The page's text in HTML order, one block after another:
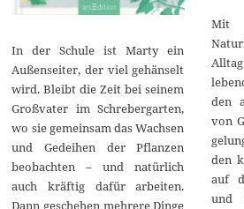
In der Schule ist Marty ein
Außenseiter, der viel gehänselt
wird. Bleibt die Zeit bei seinem
Großvater im Schrebergarten,
wo sie gemeinsam das Wachsen
und Gedeihen der Pflanzen
beobachten – und natürlich
auch kräftig dafür arbeiten.
Dann geschehen mehrere Dinge
den
von
den
auf
und